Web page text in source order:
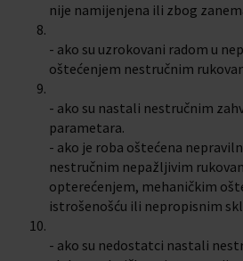
nije namijenjena ili zbog
- ako su uzrokovani radom u
oštećenjem nestručnim
- ako su nastali nestručnim
parametara.
- ako je roba oštećena
nestručnim nepažljivim
opterećenjem, mehaničkim
istrošenošću ili nepropisnim
- ako su nedostatci nastali